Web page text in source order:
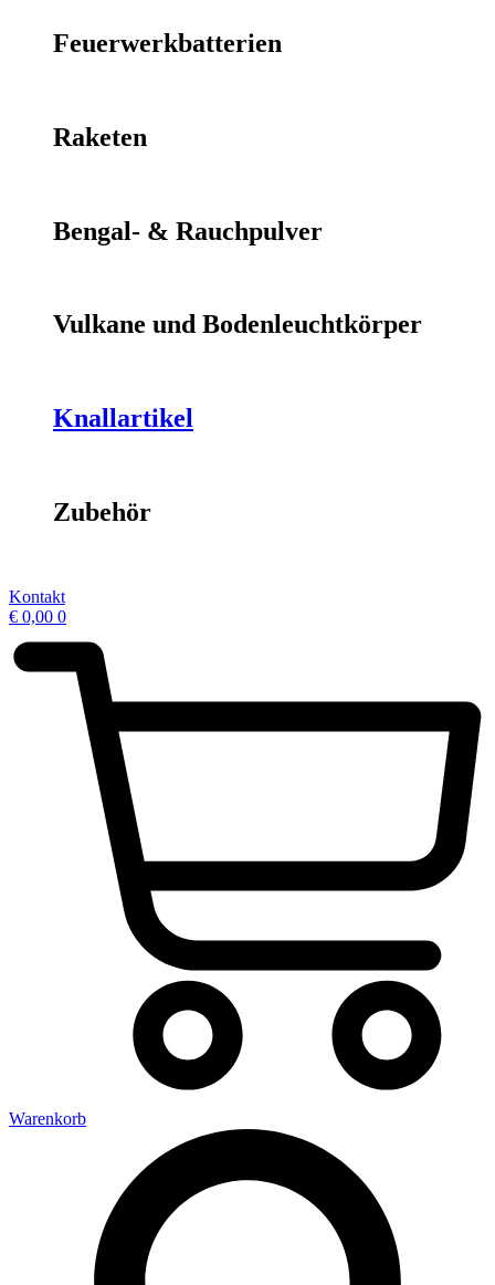
Feuerwerkbatterien
Raketen
Bengal- & Rauchpulver
Vulkane und Bodenleuchtkörper
Knallartikel
Zubehör
Kontakt
€ 0,00 0
Warenkorb